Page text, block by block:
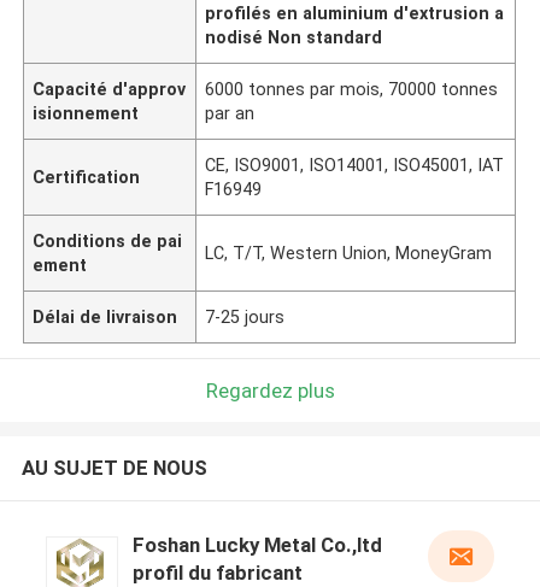
profilés en aluminium d'extrusion a
nodisé Non standard
Capacité d'approv
isionnement
6000 tonnes par mois, 70000 tonnes
par an
Certification
CE, ISO9001, ISO14001, ISO45001, IAT
F16949
Conditions de pai
ement
LC, T/T, Western Union, MoneyGram
Délai de livraison 7-25 jours
Regardez plus
AU SUJET DE NOUS
Foshan Lucky Metal Co.,ltd
profil du fabricant